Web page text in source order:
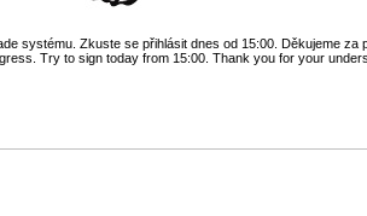
systému. Zkuste se přihlásit dnes od 15:00. Děkujeme za
Try to sign today from 15:00. Thank you for your